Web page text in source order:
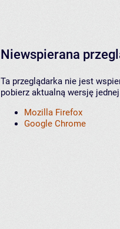
Niewspierana
Ta przeglądarka nie jest
pobierz aktualną wersję
Mozilla Firefox
Google Chrome